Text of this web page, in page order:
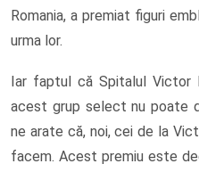
Romania, a premiat figuri
urma lor.
Iar faptul că Spitalul
acest grup select nu poate
ne arate că, noi, cei de la
facem. Acest premiu este